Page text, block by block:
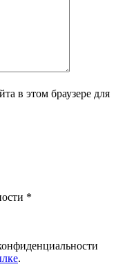
в этом браузере для
*
.